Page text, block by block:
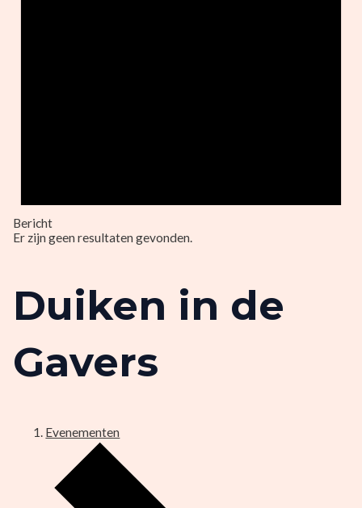
Bericht
Er zijn geen resultaten gevonden.
Duiken in de
Gavers
Evenementen